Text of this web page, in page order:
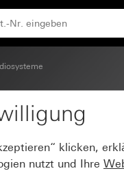
Radio
klicken,
nutzt und Ihre